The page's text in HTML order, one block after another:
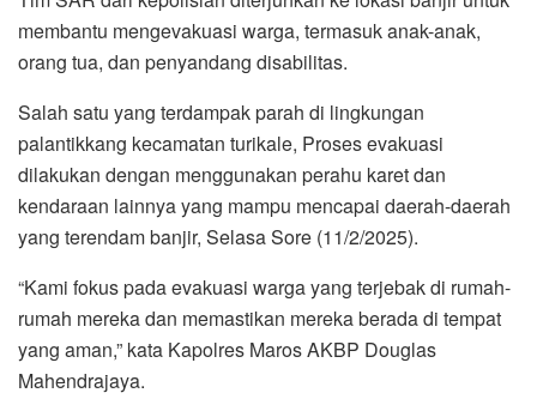
membantu mengevakuasi warga, termasuk anak-anak,
orang tua, dan penyandang disabilitas.
Salah satu yang terdampak parah di lingkungan
palantikkang kecamatan turikale, Proses evakuasi
dilakukan dengan menggunakan perahu karet dan
kendaraan lainnya yang mampu mencapai daerah-daerah
yang terendam banjir, Selasa Sore (11/2/2025).
“Kami fokus pada evakuasi warga yang terjebak di rumah-
rumah mereka dan memastikan mereka berada di tempat
yang aman,” kata Kapolres Maros AKBP Douglas
Mahendrajaya.